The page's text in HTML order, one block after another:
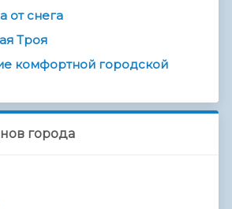
от снега
Троя
комфортной городской
города